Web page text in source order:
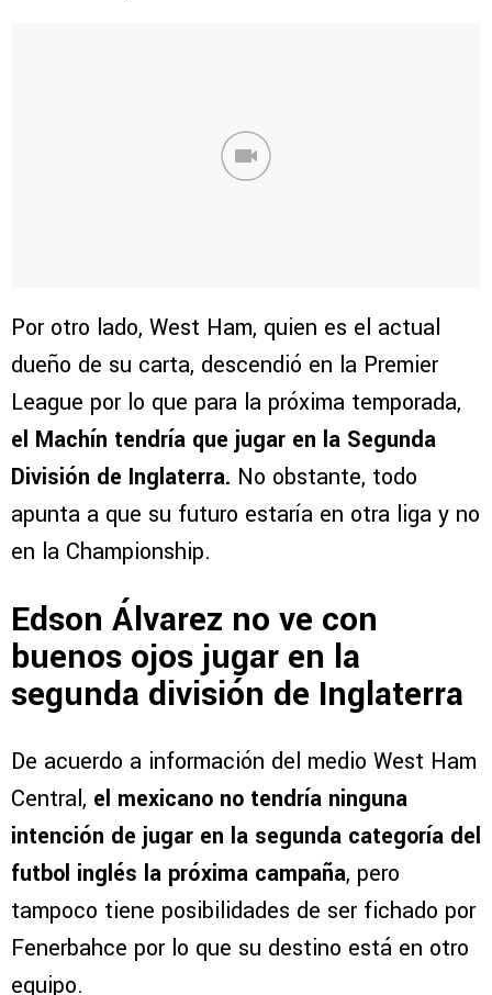
Por otro lado, West Ham, quien es el actual
dueño de su carta, descendió en la Premier
League por lo que para la próxima temporada,
el Machín tendría que jugar en la Segunda
División de Inglaterra. No obstante, todo
apunta a que su futuro estaría en otra liga y no
en la Championship.
Edson Álvarez no ve con
buenos ojos jugar en la
segunda división de Inglaterra
De acuerdo a información del medio West Ham
Central, el mexicano no tendría ninguna
intención de jugar en la segunda categoría del
futbol inglés la próxima campaña, pero
tampoco tiene posibilidades de ser fichado por
Fenerbahce por lo que su destino está en otro
equipo.